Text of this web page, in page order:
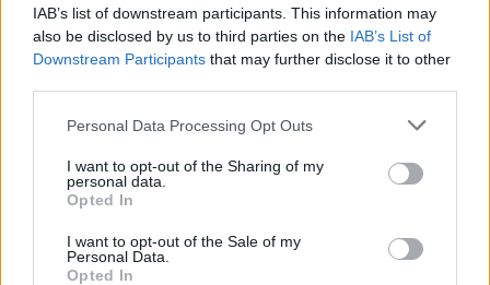
IAB’s list of downstream participants. This information may
also be disclosed by us to third parties on the IAB’s List of
Downstream Participants that may further disclose it to other
Please note that this website/app uses one or more Google
not limited to your visit or usage behaviour. You may click to
grant or deny consent to Google and its third-party tags to
use your data for below specified purposes in below Google
consent section.
Personal Data Processing Opt Outs
I want to opt-out of the Sharing of my
personal data.
Opted In
I want to opt-out of the Sale of my
Personal Data.
Opted In